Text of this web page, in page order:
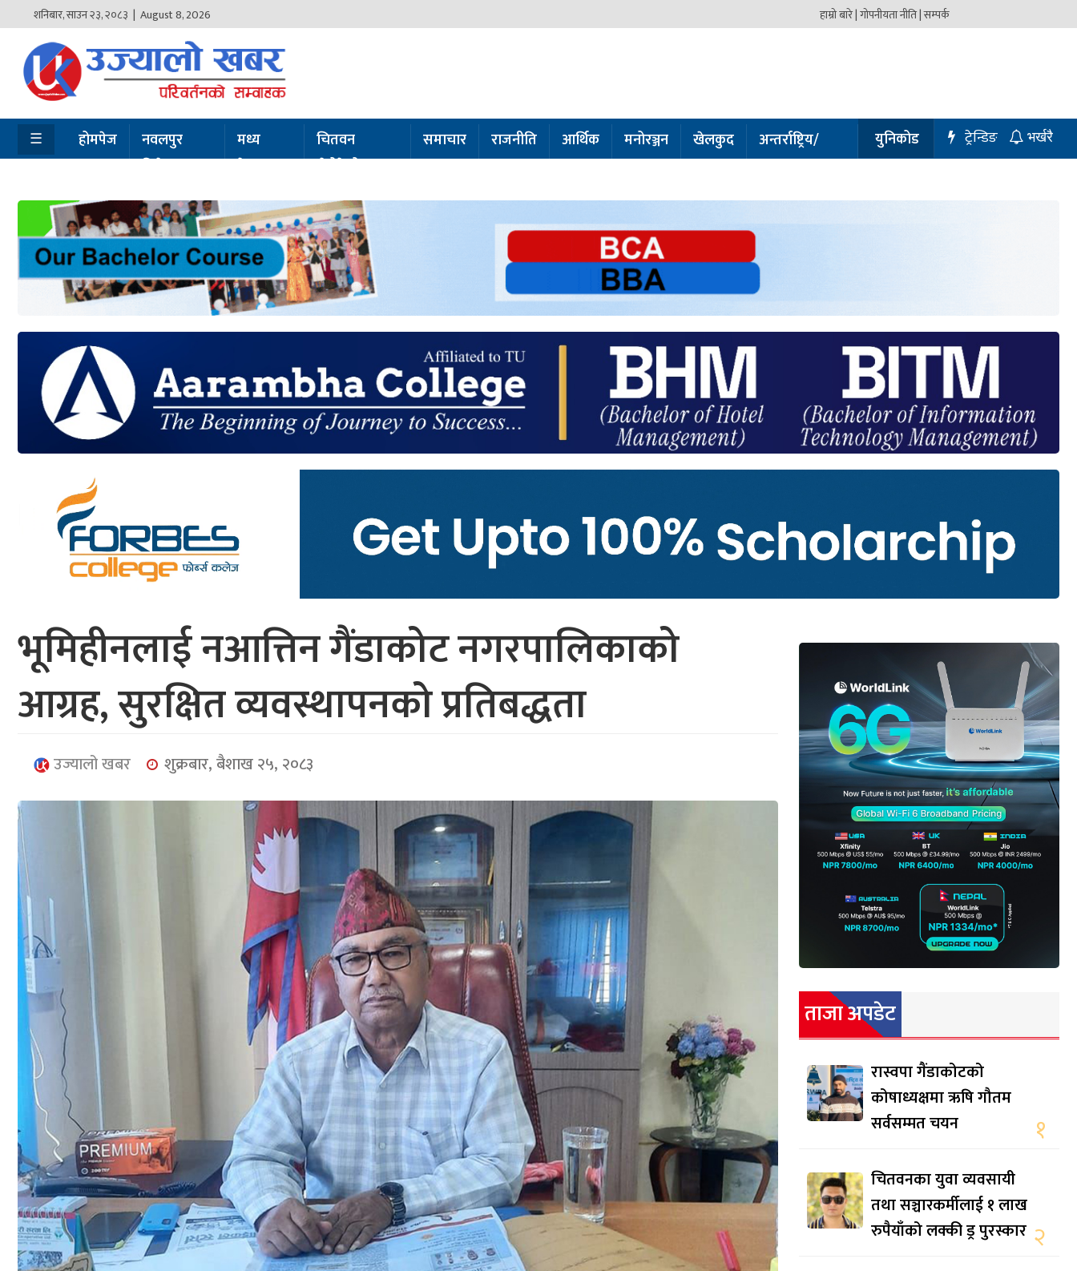
हाम्रो बारे |गोपनीयता नीति |सम्पर्क
शनिबार,साउन२३,२०८३ | August 8, 2026
होमपेज
नवलपुर
विशेष
चितवन
सेरोफेरो
राजनीति
आर्थिक
मनोरञ्जन
युनिकोड
☰ होमपेज
नवलपुर
विशेष
मध्य
नेपाल
चितवन
सेरोफेरो
समाचार राजनीति आर्थिक मनोरञ्जन खेलकुद
अन्तर्राष्ट्रिय/
प्रबास
युनिकोड भर्खरै
ट्रेन्डिङ
भूमिहीनलाई नआत्तिन गैंडाकोट नगरपालिकाको
आग्रह, सुरक्षित व्यवस्थापनको प्रतिबद्धता
उज्यालो खबर शुक्रबार, बैशाख २५, २०८३
ताजा अपडेट
रास्वपा गैंडाकोटको
कोषाध्यक्षमा ऋषि गौतम
सर्वसम्मत चयन
१
चितवनका युवा व्यवसायी
तथा सञ्चारकर्मीलाई १ लाख
रुपैयाँको लक्की ड्र पुरस्कार २